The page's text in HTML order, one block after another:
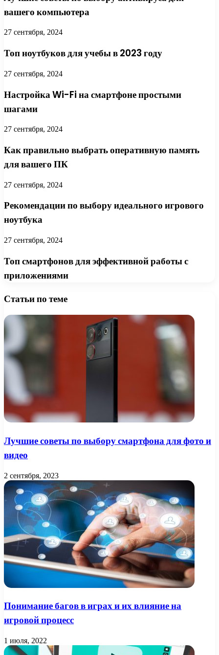
вашего компьютера
27 сентября, 2024
Топ ноутбуков для учебы в 2023 году
27 сентября, 2024
Настройка Wi-Fi на смартфоне простыми
шагами
27 сентября, 2024
Как правильно выбрать оперативную память
для вашего ПК
27 сентября, 2024
Рекомендации по выбору идеального игрового
ноутбука
27 сентября, 2024
Топ смартфонов для эффективной работы с
приложениями
Статьи по теме
Лучшие советы по выбору смартфона для фото и
видео
2 сентября, 2023
Понимание багов в играх и их влияние на
игровой процесс
1 июля, 2022